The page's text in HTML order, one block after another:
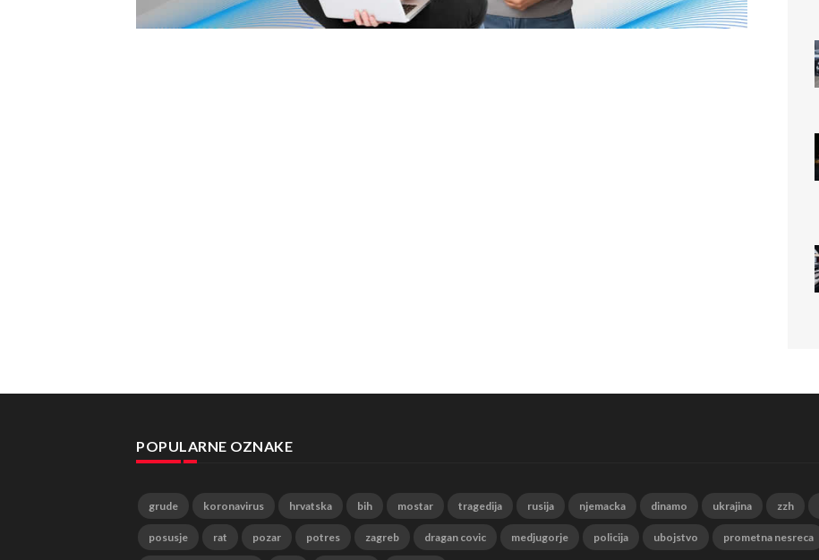
POPULARNE OZNAKE
grude koronavirus hrvatska bih mostar tragedija rusija njemacka dinamo ukrajina zzh
posusje rat pozar potres zagreb dragan covic medjugorje policija ubojstvo prometna nesreca